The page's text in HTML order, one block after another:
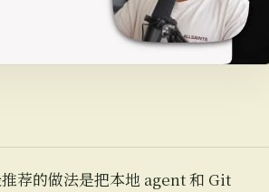
荐的做法是把本地 agent 和 Git